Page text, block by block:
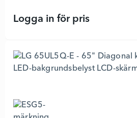
Logga in för pris43UL5Q-E -